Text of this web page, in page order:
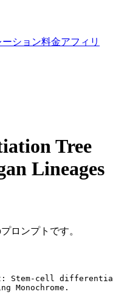
ション料金アフィリ
Tree
Lineages
ロンプトです。
Stem-cell